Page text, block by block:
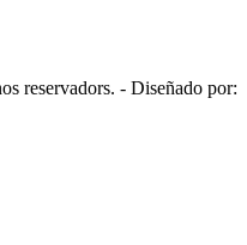
reservadors. - Diseñado por: